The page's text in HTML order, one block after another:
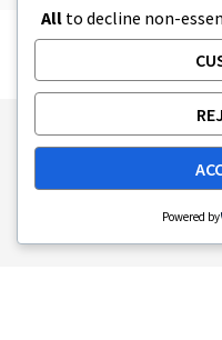
Publishing
Corrections
Ownership &
All to decline non-
Powered by